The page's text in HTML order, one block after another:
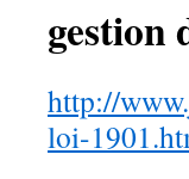
gestion
http://
loi-